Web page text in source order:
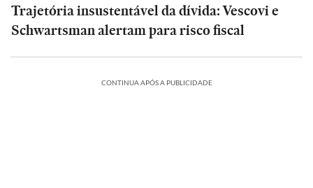
Trajetória insustentável da dívida: Vescovi e
Schwartsman alertam para risco fiscal
CONTINUA APÓS A PUBLICIDADE